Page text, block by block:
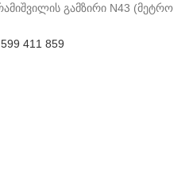
გამზირი N43 (მეტრო
411 859